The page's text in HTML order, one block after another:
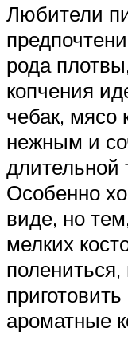
Любители
рода
копчения
чебак, мясо
нежным и
длительной
Особенно
виде, но
мелких
ароматные